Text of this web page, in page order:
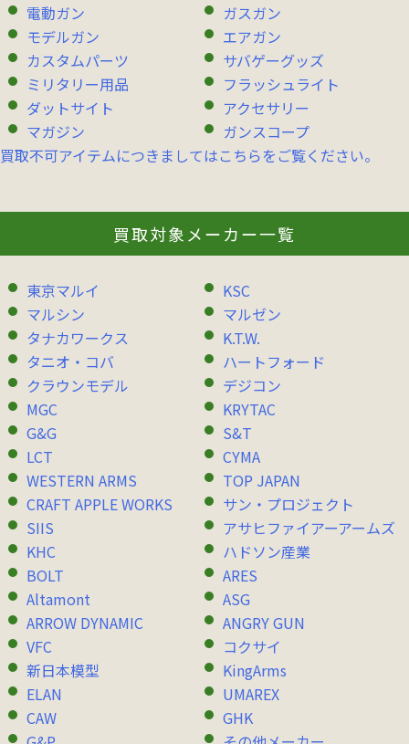
電動ガン
ガスガン
モデルガン
エアガン
カスタムパーツ
サバゲーグッズ
ミリタリー用品
フラッシュライト
ダットサイト
アクセサリー
マガジン
ガンスコープ
買取不可アイテムにつきましてはこちらをご覧ください。
買取対象メーカー一覧
東京マルイ
KSC
マルシン
マルゼン
タナカワークス
K.T.W.
タニオ・コバ
ハートフォード
クラウンモデル
デジコン
MGC
KRYTAC
G&G
S&T
LCT
CYMA
WESTERN ARMS
TOP JAPAN
CRAFT APPLE WORKS
サン・プロジェクト
SIIS
アサヒファイアーアームズ
KHC
ハドソン産業
BOLT
ARES
Altamont
ASG
ARROW DYNAMIC
ANGRY GUN
VFC
コクサイ
新日本模型
KingArms
ELAN
UMAREX
CAW
GHK